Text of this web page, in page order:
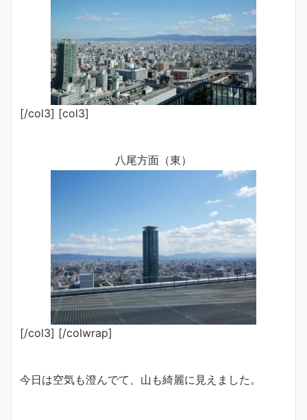
[/col3] [col3]
八尾方面（東）
[/col3] [/colwrap]
今日は空気も澄んでて、山も綺麗に見えました。